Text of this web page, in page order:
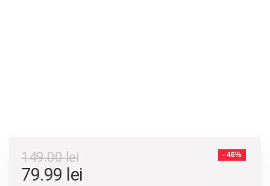
- 46%
149.00lei
79.99 lei